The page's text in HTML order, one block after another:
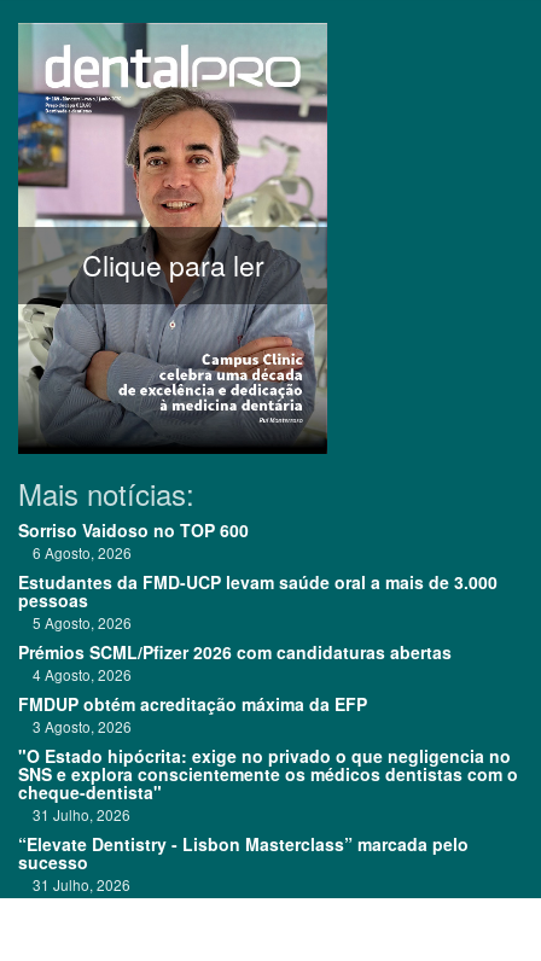
Clique para ler
Mais notícias:
Sorriso Vaidoso no TOP 600
6 Agosto, 2026
Estudantes da FMD-UCP levam saúde oral a mais de 3.000
pessoas
5 Agosto, 2026
Prémios SCML/Pfizer 2026 com candidaturas abertas
4 Agosto, 2026
FMDUP obtém acreditação máxima da EFP
3 Agosto, 2026
"O Estado hipócrita: exige no privado o que negligencia no
SNS e explora conscientemente os médicos dentistas com o
cheque-dentista"
31 Julho, 2026
“Elevate Dentistry - Lisbon Masterclass” marcada pelo
sucesso
31 Julho, 2026